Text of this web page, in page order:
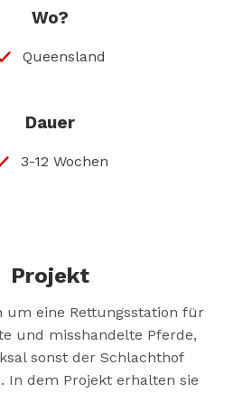
Wo?
Queensland
Dauer
3-12 Wochen
Projekt
um eine Rettungsstation für
und misshandelte Pferde,
sonst der Schlachthof
In dem Projekt erhalten sie